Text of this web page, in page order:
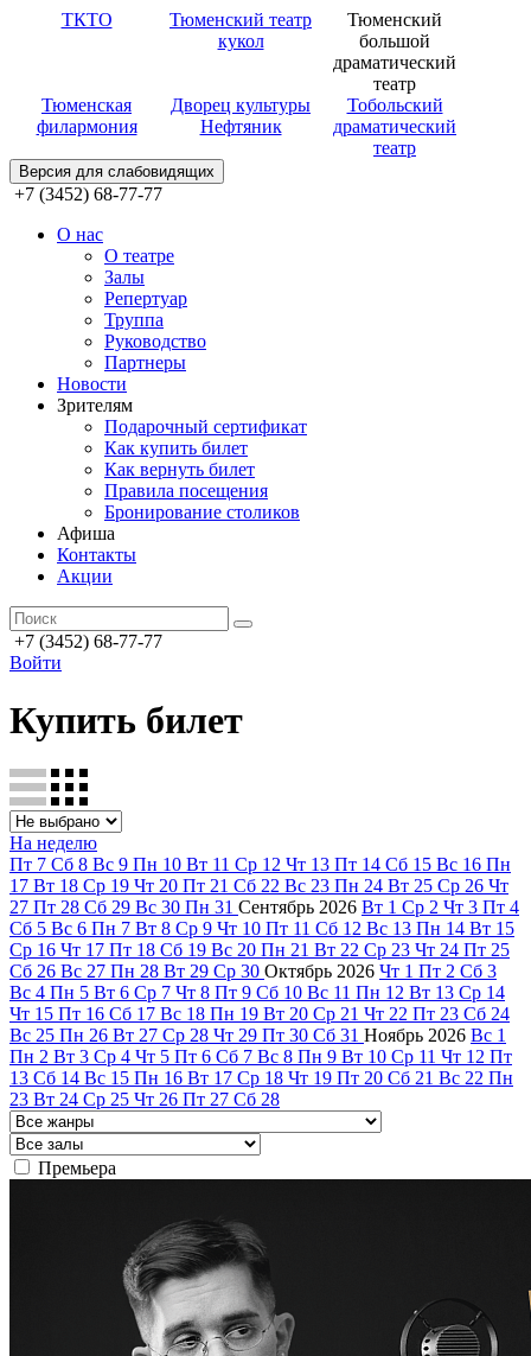
ТКТО
Тюменский театр
кукол
Тюменский
большой
драматический
театр
Тюменская
филармония
Дворец культуры
Нефтяник
Тобольский
драматический
театр
Версия для слабовидящих
+7 (3452) 68-77-77
О нас
О театре
Залы
Репертуар
Труппа
Руководство
Партнеры
Новости
Зрителям
Подарочный сертификат
Как купить билет
Как вернуть билет
Правила посещения
Бронирование столиков
Афиша
Контакты
Акции
+7 (3452) 68-77-77
Войти
Купить билет
На неделю
Пт 7 Сб 8 Вс 9 Пн 10 Вт 11 Ср 12 Чт 13 Пт 14 Сб 15 Вс 16 Пн
17 Вт 18 Ср 19 Чт 20 Пт 21 Сб 22 Вс 23 Пн 24 Вт 25 Ср 26 Чт
27 Пт 28 Сб 29 Вс 30 Пн 31 Сентябрь 2026 Вт 1 Ср 2 Чт 3 Пт 4
Сб 5 Вс 6 Пн 7 Вт 8 Ср 9 Чт 10 Пт 11 Сб 12 Вс 13 Пн 14 Вт 15
Ср 16 Чт 17 Пт 18 Сб 19 Вс 20 Пн 21 Вт 22 Ср 23 Чт 24 Пт 25
Сб 26 Вс 27 Пн 28 Вт 29 Ср 30 Октябрь 2026 Чт 1 Пт 2 Сб 3
Вс 4 Пн 5 Вт 6 Ср 7 Чт 8 Пт 9 Сб 10 Вс 11 Пн 12 Вт 13 Ср 14
Чт 15 Пт 16 Сб 17 Вс 18 Пн 19 Вт 20 Ср 21 Чт 22 Пт 23 Сб 24
Вс 25 Пн 26 Вт 27 Ср 28 Чт 29 Пт 30 Сб 31 Ноябрь 2026 Вс 1
Пн 2 Вт 3 Ср 4 Чт 5 Пт 6 Сб 7 Вс 8 Пн 9 Вт 10 Ср 11 Чт 12 Пт
13 Сб 14 Вс 15 Пн 16 Вт 17 Ср 18 Чт 19 Пт 20 Сб 21 Вс 22 Пн
23 Вт 24 Ср 25 Чт 26 Пт 27 Сб 28
Премьера